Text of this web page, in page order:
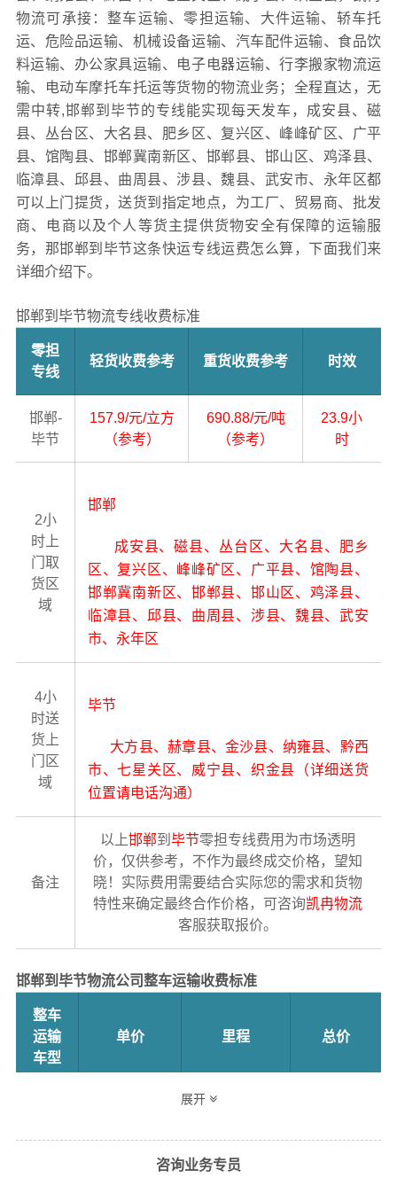
物流可承接：整车运输、零担运输、大件运输、轿车托
运、危险品运输、机械设备运输、汽车配件运输、食品饮
料运输、办公家具运输、电子电器运输、行李搬家物流运
输、电动车摩托车托运等货物的物流业务；全程直达，无
需中转,邯郸到毕节的专线能实现每天发车，成安县、磁
县、丛台区、大名县、肥乡区、复兴区、峰峰矿区、广平
县、馆陶县、邯郸冀南新区、邯郸县、邯山区、鸡泽县、
临漳县、邱县、曲周县、涉县、魏县、武安市、永年区都
可以上门提货，送货到指定地点，为工厂、贸易商、批发
商、电商以及个人等货主提供货物安全有保障的运输服
务，那邯郸到毕节这条快运专线运费怎么算，下面我们来
详细介绍下。
邯郸到毕节物流专线收费标准
零担
专线
轻货收费参考 重货收费参考 时效
邯郸-
毕节
157.9/元/立方
（参考）
690.88/元/吨
（参考）
23.9小
时
2小
时上
门取
货区
域
邯郸
成安县、磁县、丛台区、大名县、肥乡
区、复兴区、峰峰矿区、广平县、馆陶县、
邯郸冀南新区、邯郸县、邯山区、鸡泽县、
临漳县、邱县、曲周县、涉县、魏县、武安
市、永年区
4小
时送
货上
门区
域
毕节
大方县、赫章县、金沙县、纳雍县、黔西
市、七星关区、威宁县、织金县（详细送货
位置请电话沟通）
备注
以上邯郸到毕节零担专线费用为市场透明
价，仅供参考，不作为最终成交价格，望知
晓！实际费用需要结合实际您的需求和货物
特性来确定最终合作价格，可咨询凯冉物流
客服获取报价。
邯郸到毕节物流公司整车运输收费标准
整车
运输
车型
单价 里程 总价
展开
咨询业务专员